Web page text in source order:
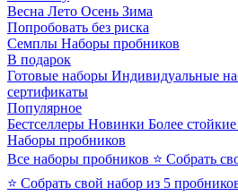
Весна Лето Осень Зима
Попробовать без риска
Семплы Наборы пробников
В подарок
Готовые наборы Индивидуальные
сертификаты
Популярное
Бестселлеры Новинки Более стойкие
Наборы пробников
Все наборы пробников ⭐ Собрать
⭐ Собрать свой набор из 5